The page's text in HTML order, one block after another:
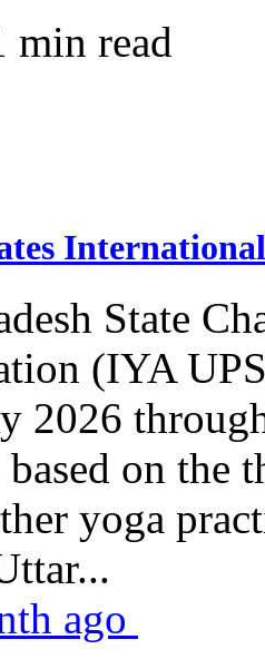
min read
State
(IYA
2026
on the
yoga
ago